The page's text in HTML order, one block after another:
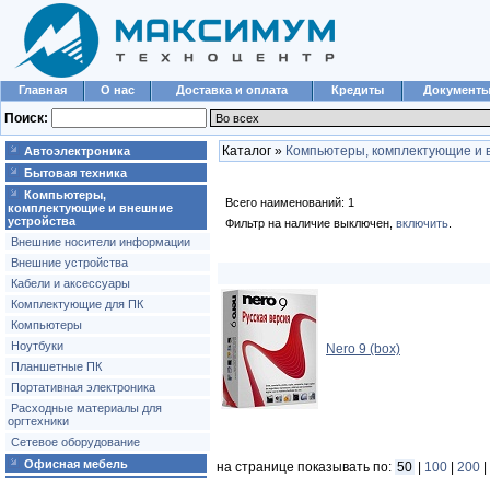
Главная О нас Доставка и оплата Кредиты Документы
Поиск:
Автоэлектроника
Бытовая техника
Компьютеры,
комплектующие и внешние
устройства
Внешние носители информации
Внешние устройства
Кабели и аксессуары
Комплектующие для ПК
Компьютеры
Ноутбуки
Планшетные ПК
Портативная электроника
Расходные материалы для
оргтехники
Сетевое оборудование
Офисная мебель
Каталог » Компьютеры, комплектующие и
Всего наименований: 1
Фильтр на наличие выключен, включить
Nero 9 (box)
на странице показывать по: 50 100 200